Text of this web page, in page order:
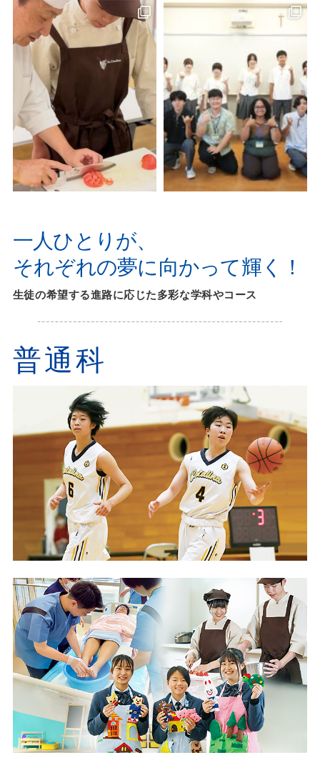
一人ひとりが、
それぞれの夢に向かって輝く！
生徒の希望する進路に応じた多彩な学科やコース
普通科